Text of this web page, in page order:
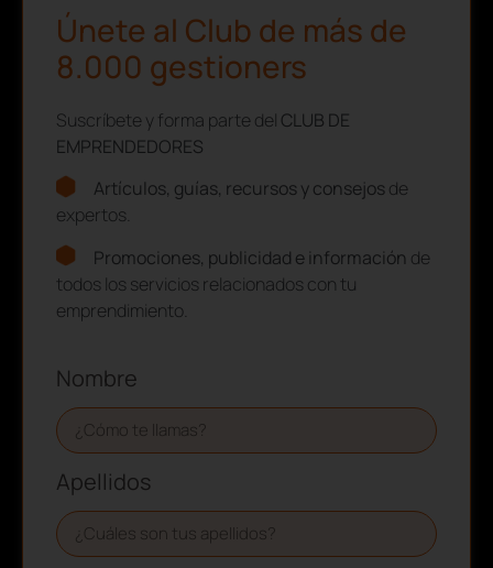
Únete al Club de más de
8.000 gestioners
Suscríbete y forma parte del CLUB DE
EMPRENDEDORES
Artículos, guías, recursos y consejosde
expertos.
Promociones, publicidad e información de
todos los servicios relacionados con tu
emprendimiento.
Nombre
Apellidos